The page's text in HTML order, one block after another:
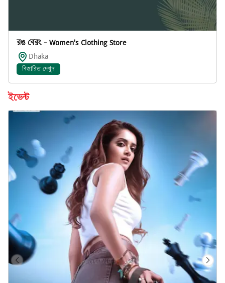
রঙ বেরং - Women's Clothing Store
Dhaka
বিস্তারিত দেখুন
ইভেন্ট